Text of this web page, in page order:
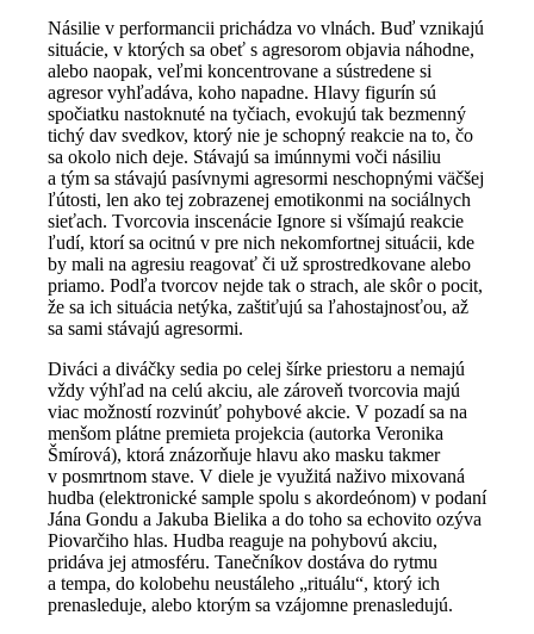
Násilie v performancii prichádza vo vlnách. Buď vznikajú
situácie, v ktorých sa obeť s agresorom objavia náhodne,
alebo naopak, veľmi koncentrovane a sústredene si
agresor vyhľadáva, koho napadne. Hlavy figurín sú
spočiatku nastoknuté na tyčiach, evokujú tak bezmenný
tichý dav svedkov, ktorý nie je schopný reakcie na to, čo
sa okolo nich deje. Stávajú sa imúnnymi voči násiliu
a tým sa stávajú pasívnymi agresormi neschopnými väčšej
ľútosti, len ako tej zobrazenej emotikonmi na sociálnych
sieťach. Tvorcovia inscenácie Ignore si všímajú reakcie
ľudí, ktorí sa ocitnú v pre nich nekomfortnej situácii, kde
by mali na agresiu reagovať či už sprostredkovane alebo
priamo. Podľa tvorcov nejde tak o strach, ale skôr o pocit,
že sa ich situácia netýka, zaštiťujú sa ľahostajnosťou, až
sa sami stávajú agresormi.
Diváci a diváčky sedia po celej šírke priestoru a nemajú
vždy výhľad na celú akciu, ale zároveň tvorcovia majú
viac možností rozvinúť pohybové akcie. V pozadí sa na
menšom plátne premieta projekcia (autorka Veronika
Šmírová), ktorá znázorňuje hlavu ako masku takmer
v posmrtnom stave. V diele je využitá naživo mixovaná
hudba (elektronické sample spolu s akordeónom) v podaní
Jána Gondu a Jakuba Bielika a do toho sa echovito ozýva
Piovarčiho hlas. Hudba reaguje na pohybovú akciu,
pridáva jej atmosféru. Tanečníkov dostáva do rytmu
a tempa, do kolobehu neustáleho „rituálu“, ktorý ich
prenasleduje, alebo ktorým sa vzájomne prenasledujú.